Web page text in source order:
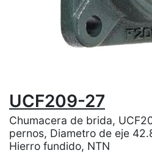
UCF209-27
Chumacera de brida,
pernos, Diametro de eje
Hierro fundido, NTN